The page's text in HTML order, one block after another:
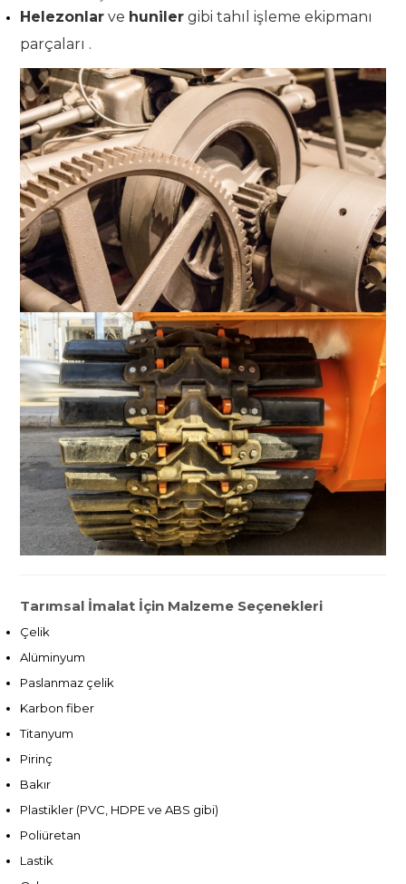
Helezonlar ve huniler gibi tahıl işleme ekipmanı
parçaları .
Tarımsal İmalat İçin Malzeme Seçenekleri
Çelik
Alüminyum
Paslanmaz çelik
Karbon fiber
Titanyum
Pirinç
Bakır
Plastikler (PVC, HDPE ve ABS gibi)
Poliüretan
Lastik